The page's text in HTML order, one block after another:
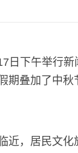
下午举行新
期叠加了中
，居民文化